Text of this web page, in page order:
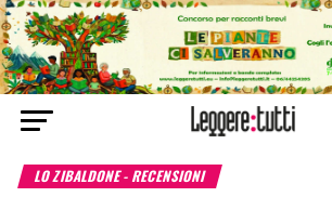
LO ZIBALDONE - RECENSIONI